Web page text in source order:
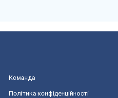
Команда
Політика конфіденційності